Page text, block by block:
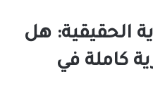
الحقيقية: هل
كاملة في